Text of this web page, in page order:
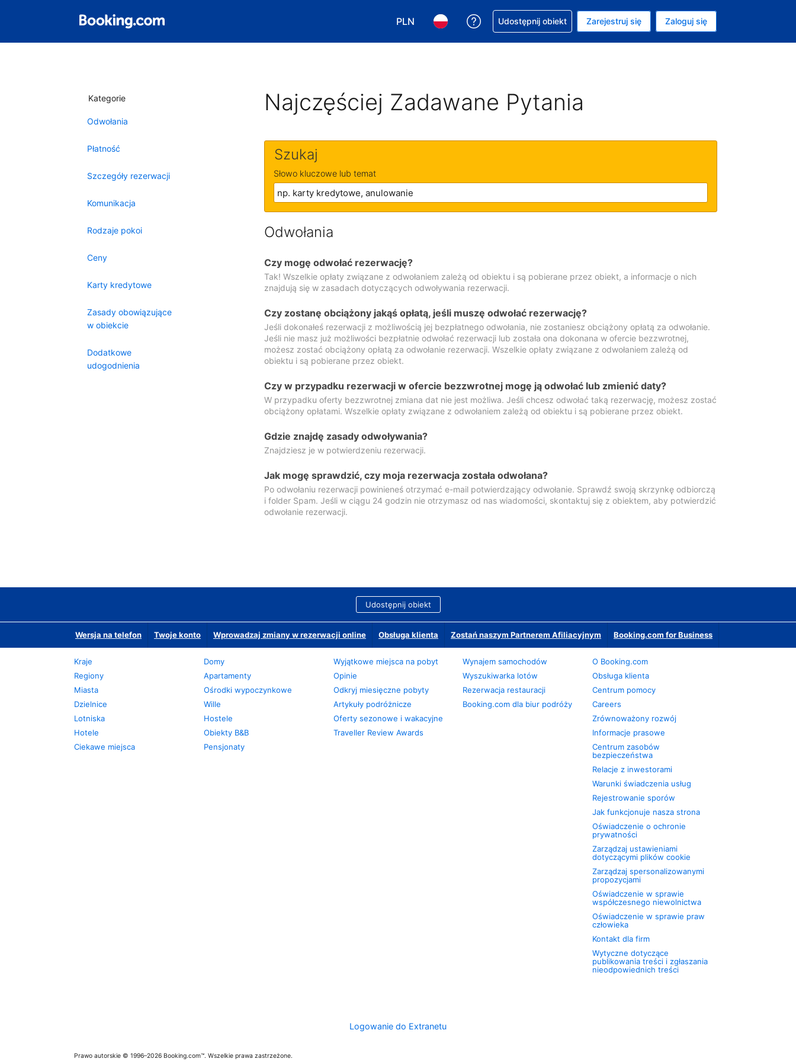
PLN
Wybierz walutę. Wybrana waluta to Złoty polski
Wybierz język. Wybrany język to Polski
Uzyskaj pomoc w sprawie rezerwacji
Udostępnij obiekt Zarejestruj się Zaloguj się
Kategorie
Odwołania
Płatność
Szczegóły rezerwacji
Komunikacja
Rodzaje pokoi
Ceny
Karty kredytowe
Zasady obowiązujące
w obiekcie
Dodatkowe
udogodnienia
Najczęściej Zadawane Pytania
Szukaj
Słowo kluczowe lub temat
Odwołania
Czy mogę odwołać rezerwację?
Tak! Wszelkie opłaty związane z odwołaniem zależą od obiektu i są pobierane przez obiekt, a informacje o nich
znajdują się w zasadach dotyczących odwoływania rezerwacji.
Czy zostanę obciążony jakąś opłatą, jeśli muszę odwołać rezerwację?
Jeśli dokonałeś rezerwacji z możliwością jej bezpłatnego odwołania, nie zostaniesz obciążony opłatą za odwołanie.
Jeśli nie masz już możliwości bezpłatnie odwołać rezerwacji lub została ona dokonana w ofercie bezzwrotnej,
możesz zostać obciążony opłatą za odwołanie rezerwacji. Wszelkie opłaty związane z odwołaniem zależą od
obiektu i są pobierane przez obiekt.
Czy w przypadku rezerwacji w ofercie bezzwrotnej mogę ją odwołać lub zmienić daty?
W przypadku oferty bezzwrotnej zmiana dat nie jest możliwa. Jeśli chcesz odwołać taką rezerwację, możesz zostać
obciążony opłatami. Wszelkie opłaty związane z odwołaniem zależą od obiektu i są pobierane przez obiekt.
Gdzie znajdę zasady odwoływania?
Znajdziesz je w potwierdzeniu rezerwacji.
Jak mogę sprawdzić, czy moja rezerwacja została odwołana?
Po odwołaniu rezerwacji powinieneś otrzymać e-mail potwierdzający odwołanie. Sprawdź swoją skrzynkę odbiorczą
i folder Spam. Jeśli w ciągu 24 godzin nie otrzymasz od nas wiadomości, skontaktuj się z obiektem, aby potwierdzić
odwołanie rezerwacji.
Udostępnij obiekt
Wersja na telefon Twoje konto Wprowadzaj zmiany w rezerwacji online Obsługa klienta Zostań naszym Partnerem Afiliacyjnym Booking.com for Business
Kraje
Regiony
Miasta
Dzielnice
Lotniska
Hotele
Ciekawe miejsca
Domy
Apartamenty
Ośrodki wypoczynkowe
Wille
Hostele
Obiekty B&B
Pensjonaty
Wyjątkowe miejsca na pobyt
Opinie
Odkryj miesięczne pobyty
Artykuły podróżnicze
Oferty sezonowe i wakacyjne
Traveller Review Awards
Wynajem samochodów
Wyszukiwarka lotów
Rezerwacja restauracji
Booking.com dla biur podróży
O Booking.com
Obsługa klienta
Centrum pomocy
Careers
Zrównoważony rozwój
Informacje prasowe
Centrum zasobów
bezpieczeństwa
Relacje z inwestorami
Warunki świadczenia usług
Rejestrowanie sporów
Jak funkcjonuje nasza strona
Oświadczenie o ochronie
prywatności
Zarządzaj ustawieniami
dotyczącymi plików cookie
Zarządzaj spersonalizowanymi
propozycjami
Oświadczenie w sprawie
współczesnego niewolnictwa
Oświadczenie w sprawie praw
człowieka
Kontakt dla firm
Wytyczne dotyczące
publikowania treści i zgłaszania
nieodpowiednich treści
Logowanie do Extranetu
Prawo autorskie © 1996–2026 Booking.com™. Wszelkie prawa zastrzeżone.